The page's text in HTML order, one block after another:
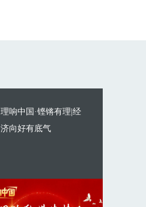
理响中国·铿锵有理|经
济向好有底气